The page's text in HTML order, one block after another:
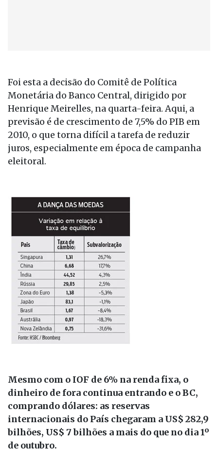
Foi esta a decisão do Comitê de Política
Monetária do Banco Central, dirigido por
Henrique Meirelles, na quarta-feira. Aqui, a
previsão é de crescimento de 7,5% do PIB em
2010, o que torna difícil a tarefa de reduzir
juros, especialmente em época de campanha
eleitoral.
Mesmo com o IOF de 6% na renda fixa, o
dinheiro de fora continua entrando e o BC,
comprando dólares: as reservas
internacionais do País chegaram a US$ 282,9
bilhões, US$ 7 bilhões a mais do que no dia 1º
de outubro.